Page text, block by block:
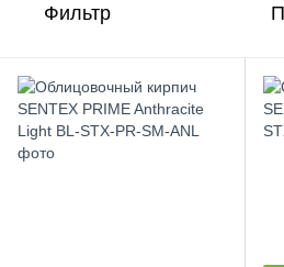
Фильтр